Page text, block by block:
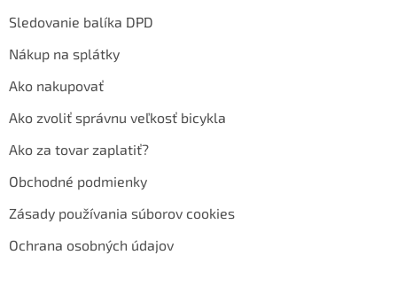
Sledovanie balíka DPD
Nákup na splátky
Ako nakupovať
Ako zvoliť správnu veľkosť bicykla
Ako za tovar zaplatiť?
Obchodné podmienky
Zásady používania súborov cookies
Ochrana osobných údajov